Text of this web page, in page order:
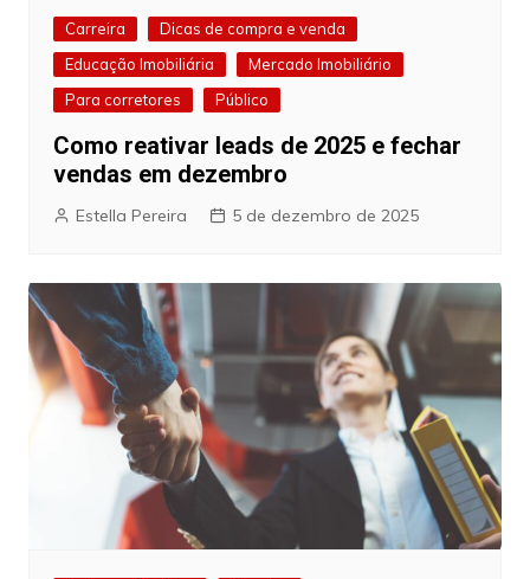
Carreira
Dicas de compra e venda
Educação Imobiliária
Mercado Imobiliário
Para corretores
Público
Como reativar leads de 2025 e fechar
vendas em dezembro
Estella Pereira 5 de dezembro de 2025